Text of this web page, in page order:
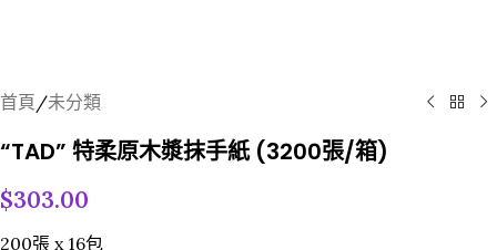
首頁/未分類
“TAD” 特柔原木漿抹手紙 (3200張/箱)
$303.00
200張 x 16包